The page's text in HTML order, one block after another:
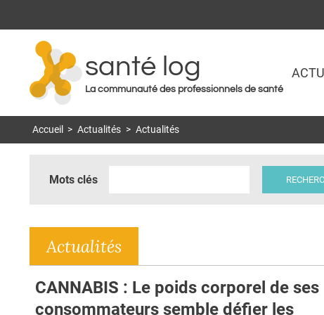
santé log
La communauté des professionnels de santé
Accueil > Actualités > Actualités
Mots clés
Actualités
CANNABIS : Le poids corporel de ses
consommateurs semble défier les